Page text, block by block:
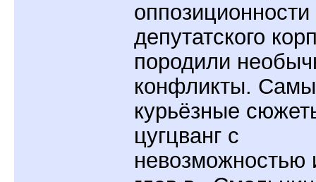
оппозиционности
депутатского
породили
конфликты.
курьёзные
цугцванг с
невозможностью